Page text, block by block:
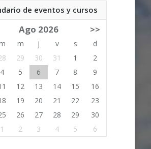
de eventos y cursos
Ago 2026 >>
m j v s
d
29 30 31 1
2
4 5 6 7 8
9
12 13 14 15
16
19 20 21 22
23
26 27 28 29
30
1 2 3 4 5 6